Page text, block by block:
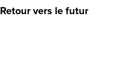
Retour vers le futur